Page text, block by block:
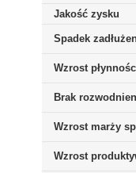
Jakość zysku
Spadek
Wzrost
Brak
Wzrost marży
Wzrost